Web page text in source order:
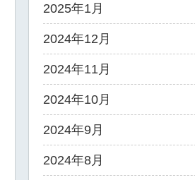
2025年1月
2024年12月
2024年11月
2024年10月
2024年9月
2024年8月